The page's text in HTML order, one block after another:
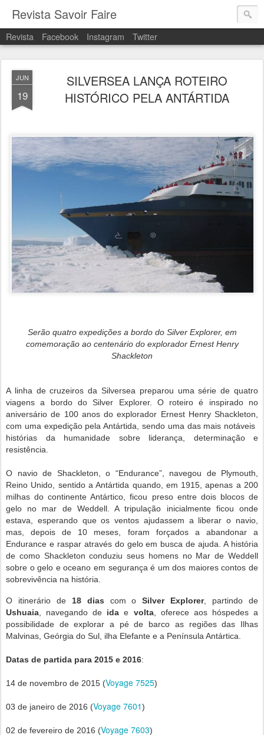
Revista Savoir Faire
Revista Facebook Instagram Twitter
JUN
19
SILVERSEA LANÇA ROTEIRO
HISTÓRICO PELA ANTÁRTIDA
Serão quatro expedições a bordo do Silver Explorer, em
comemoração ao centenário do explorador Ernest Henry
Shackleton
A linha de cruzeiros da Silversea preparou uma série de quatro
viagens a bordo do Silver Explorer. O roteiro é inspirado no
aniversário de 100 anos do explorador Ernest Henry Shackleton,
com uma expedição pela Antártida, sendo uma das mais notáveis ​​
histórias da humanidade sobre liderança, determinação e
resistência.
O navio de Shackleton, o “Endurance”, navegou de Plymouth,
Reino Unido, sentido a Antártida quando, em 1915, apenas a 200
milhas do continente Antártico, ficou preso entre dois blocos de
gelo no mar de Weddell. A tripulação inicialmente ficou onde
estava, esperando que os ventos ajudassem a liberar o navio,
mas, depois de 10 meses, foram forçados a abandonar a
Endurance e raspar através do gelo em busca de ajuda. A história
de como Shackleton conduziu seus homens no Mar de Weddell
sobre o gelo e oceano em segurança é um dos maiores contos de
sobrevivência na história.
O itinerário de 18 dias com oSilver Explorer, partindo de
Ushuaia, navegando de idae volta, oferece aos hóspedes a
possibilidade de explorar a pé de barco as regiões ​​das Ilhas
Malvinas, Geórgia do Sul, ilha Elefante e a Península Antártica.
Datas de partida para 2015 e 2016:
14 de novembro de 2015 (Voyage 7525)
03 de janeiro de 2016 (Voyage 7601)
02 de fevereiro de 2016 (Voyage 7603)